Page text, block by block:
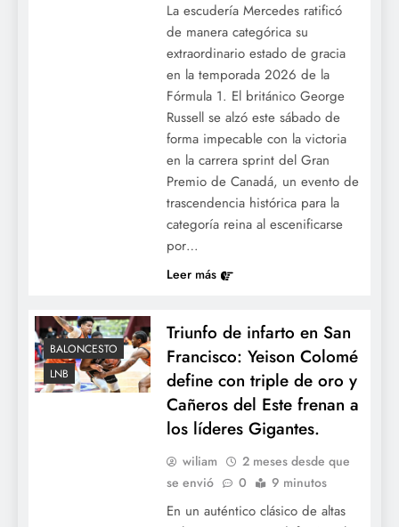
La escudería Mercedes ratificó
de manera categórica su
extraordinario estado de gracia
en la temporada 2026 de la
Fórmula 1. El británico George
Russell se alzó este sábado de
forma impecable con la victoria
en la carrera sprint del Gran
Premio de Canadá, un evento de
trascendencia histórica para la
categoría reina al escenificarse
por…
Leer más
BALONCESTO
LNB
Triunfo de infarto en San
Francisco: Yeison Colomé
define con triple de oro y
Cañeros del Este frenan a
los líderes Gigantes.
wiliam
2 meses desde que
se envió
0 9 minutos
En un auténtico clásico de altas